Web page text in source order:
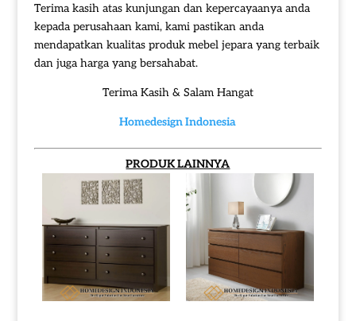
Terima kasih atas kunjungan dan kepercayaanya anda
kepada perusahaan kami, kami pastikan anda
mendapatkan kualitas produk mebel jepara yang terbaik
dan juga harga yang bersahabat.
Terima Kasih & Salam Hangat
Homedesign Indonesia
PRODUK LAINNYA